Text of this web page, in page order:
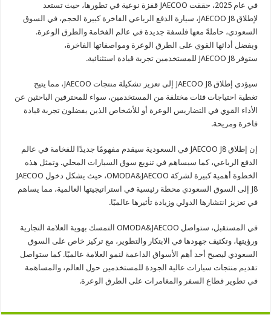
في عام 2025، حققت JAECOO قفزة نوعية في تطورها، حيث تستعد
لإطلاق JAECOO J8، سيارة الدفع الرباعي الفاخرة كبيرة الحجم، في السوق
السعودي، حاملةً معها فلسفة جديدة في عالم الفخامة والطرق الوعرة.
وبفضل أدائها القوي على الطرق الوعرة ومواصفاتها الفاخرة،
ستوفر JAECOO J8 للمستخدمين تجربة قيادة استثنائية.
سيؤدي إطلاق JAECOO J8 إلى تعزيز تشكيلة منتجات JAECOO، مما يتيح
تغطية احتياجات فئات مختلفة من المستخدمين، سواء للمحترفين الباحثين عن
الأداء القوي في التضاريس الوعرة أو للأشخاص الذين يفضلون تجربة قيادة
فاخرة ومريحة.
إن إطلاق JAECOO J8 في السعودية سيقدم مفهومًا جديدًا للفخامة في عالم
الدفع الرباعي، كما سيساهم في تنويع سوق السيارات المحلي. وتمثل هذه
الخطوة أهمية كبيرة لشركة OMODA&JAECOO، حيث يشكل دخول JAECOO
J8 إلى السوق السعودي محطة رئيسية في استراتيجيتها العالمية، مما يساهم
في تعزيز انتشارها الدولي وزيادة تأثيرها عالميًا.
في المستقبل، ستواصل OMODA&JAECOO التمسك بهوية العلامة التجارية
ورؤيتها، وتكثيف جهودها في الابتكار والتطوير، مع تركيز خاص على السوق
السعودي ليصبح أحد أهم الأسواق الداعمة لنمو العلامة عالميًا. كما ستواصل
تقديم منتجات سيارات عالية الجودة للمستخدمين حول العالم، والمساهمة
في تطوير قطاع السفر والمغامرات على الطرق الوعرة.